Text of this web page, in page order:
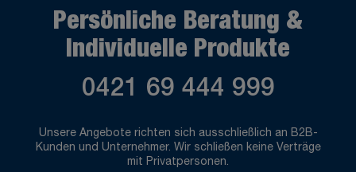
Persönliche Beratung &
Individuelle Produkte
0421 69 444 999
Unsere Angebote richten sich ausschließlich an B2B-
Kunden und Unternehmer. Wir schließen keine Verträge
mit Privatpersonen.